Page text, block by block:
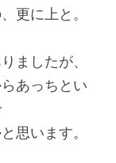
更に上と。
ましたが、
あっちとい
思います。